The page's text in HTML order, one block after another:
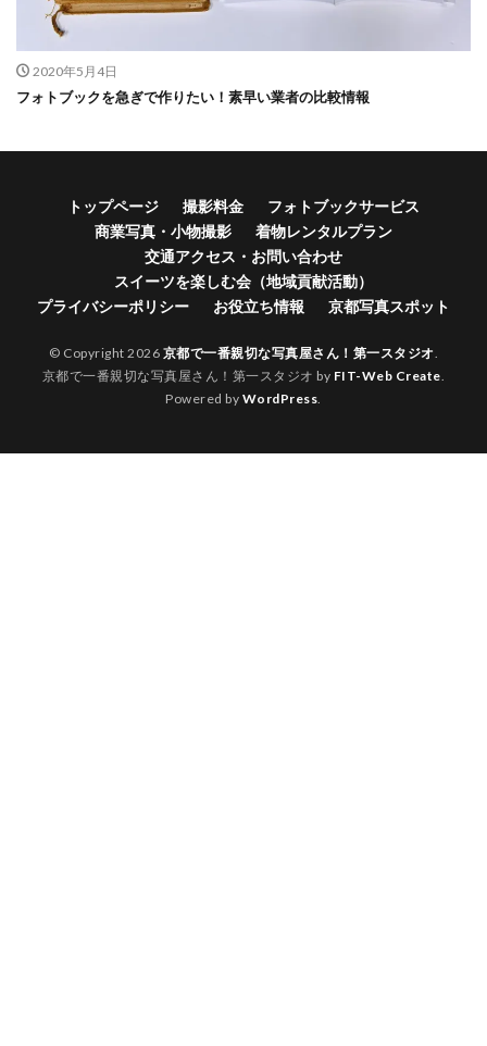
2020年5月4日
フォトブックを急ぎで作りたい！素早い業者の比較情報
トップページ 撮影料金
フォトブックサービス
商業写真・小物撮影
着物レンタルプラン
交通アクセス・お問い合わせ
スイーツを楽しむ会（地域貢献活動）
プライバシーポリシー
お役立ち情報 京都写真スポット
© Copyright 2026 京都で一番親切な写真屋さん！第一スタジオ.
京都で一番親切な写真屋さん！第一スタジオ by FIT-Web Create.
Powered by WordPress.